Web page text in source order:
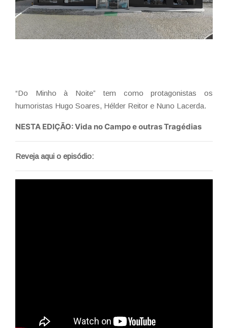
“Do Minho à Noite” tem como protagonistas os
humoristas Hugo Soares, Hélder Reitor e Nuno Lacerda.
NESTA EDIÇÃO: Vida no Campo e outras Tragédias
Reveja aqui o episódio: